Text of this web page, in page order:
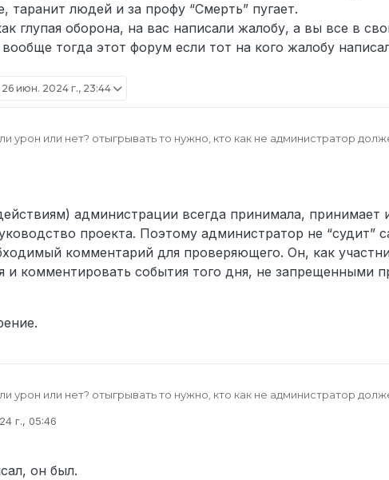
таранит людей и за профу “Смерть” пугает.
глупая оборона, на вас написали жалобу, а вы все в
тогда этот форум если тот на кого жалобу
26 июн. 2024 г., 23:44
урон или нет? отыгрывать то нужно, кто как не администратор
который так же является лицом сервера, ладно бы это был не
бы ты не нарушал и отыгрывал, а то сейчас в моих глазах
машине, таранит людей и за профу “Смерть” пугает.
как глупая оборона, на вас написали жалобу, а вы все в свою
зачем вообще тогда этот форум если тот на кого жалобу
администрации всегда принимала, принимает
проекта. Поэтому администратор не “судит”
комментарий для проверяющего. Он, как
и комментировать события того дня, не запрещенными
урон или нет? отыгрывать то нужно, кто как не администратор
который так же является лицом сервера, ладно бы это был не
бы ты не нарушал и отыгрывал, а то сейчас в моих глазах
г., 05:46
он был.